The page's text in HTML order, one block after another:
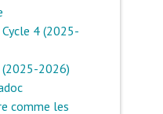
4 (2025-
(2025-2026)
comme les